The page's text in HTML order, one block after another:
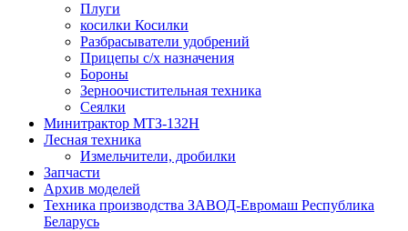
Плуги
косилки Косилки
Разбрасыватели удобрений
Прицепы с/х назначения
Бороны
Зерноочистительная техника
Сеялки
Минитрактор МТЗ-132Н
Лесная техника
Измельчители, дробилки
Запчасти
Архив моделей
Техника производства ЗАВОД-Евромаш Республика
Беларусь